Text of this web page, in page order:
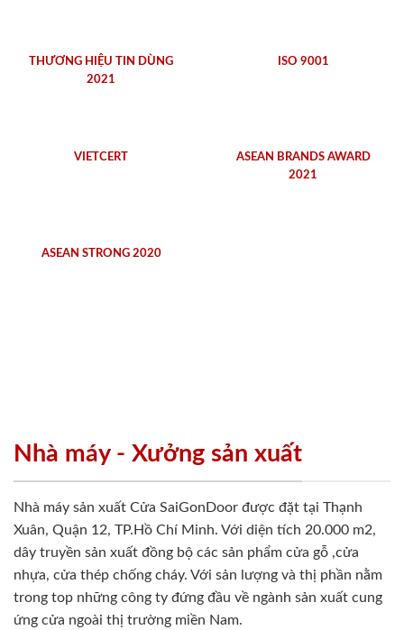
THƯƠNG HIỆU TIN DÙNG
2021
ISO 9001
VIETCERT
ASEAN BRANDS AWARD
2021
ASEAN STRONG 2020
Nhà máy - Xưởng sản xuất
Nhà máy sản xuất Cửa SaiGonDoor được đặt tại Thạnh
Xuân, Quận 12, TP.Hồ Chí Minh. Với diện tích 20.000 m2,
dây truyền sản xuất đồng bộ các sản phẩm cửa gỗ ,cửa
nhựa, cửa thép chống cháy. Với sản lượng và thị phần nằm
trong top những công ty đứng đầu về ngành sản xuất cung
ứng cửa ngoài thị trường miền Nam.